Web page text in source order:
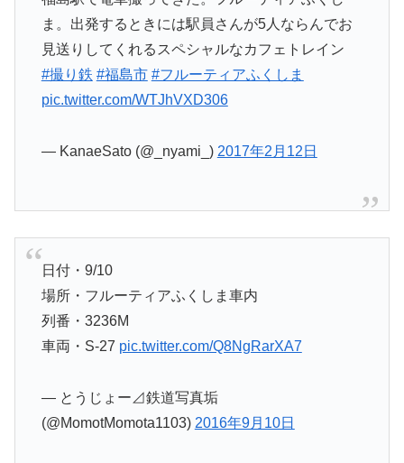
ま。出発するときには駅員さんが5人ならんでお
見送りしてくれるスペシャルなカフェトレイン
#撮り鉄 #福島市 #フルーティアふくしま
pic.twitter.com/WTJhVXD306
— KanaeSato (@_nyami_) 2017年2月12日
日付・9/10
場所・フルーティアふくしま車内
列番・3236M
車両・S-27 pic.twitter.com/Q8NgRarXA7
— とうじょー⊿鉄道写真垢
(@MomotMomota1103) 2016年9月10日